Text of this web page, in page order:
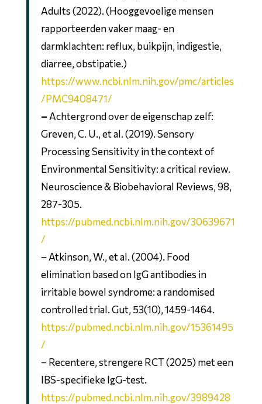
Adults (2022). (Hooggevoelige mensen
rapporteerden vaker maag- en
darmklachten: reflux, buikpijn, indigestie,
diarree, obstipatie.)
https://www.ncbi.nlm.nih.gov/pmc/articles
/PMC9408471/
– Achtergrond over de eigenschap zelf:
Greven, C. U., et al. (2019). Sensory
Processing Sensitivity in the context of
Environmental Sensitivity: a critical review.
Neuroscience & Biobehavioral Reviews, 98,
287-305.
https://pubmed.ncbi.nlm.nih.gov/30639671
/
– Atkinson, W., et al. (2004). Food
elimination based on IgG antibodies in
irritable bowel syndrome: a randomised
controlled trial. Gut, 53(10), 1459-1464.
https://pubmed.ncbi.nlm.nih.gov/15361495
/
– Recentere, strengere RCT (2025) met een
IBS-specifieke IgG-test.
https://pubmed.ncbi.nlm.nih.gov/3989428